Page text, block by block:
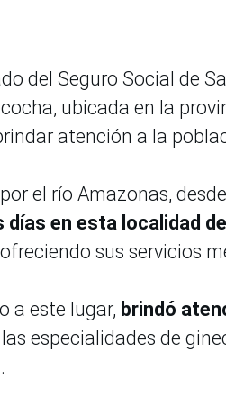
del Seguro Social de
ubicada en la
atención a la
el río Amazonas,
en esta localidad
ofreciendo sus servicios
a este lugar, brindó
especialidades de